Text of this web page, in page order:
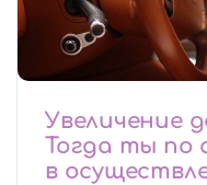
Увеличение
Тогда ты по